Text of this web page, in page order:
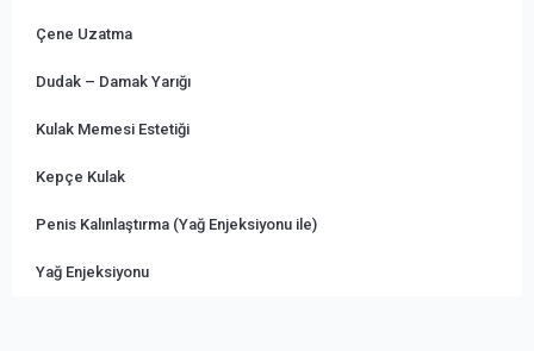
Çene Uzatma
Dudak – Damak Yarığı
Kulak Memesi Estetiği
Kepçe Kulak
Penis Kalınlaştırma (Yağ Enjeksiyonu ile)
Yağ Enjeksiyonu